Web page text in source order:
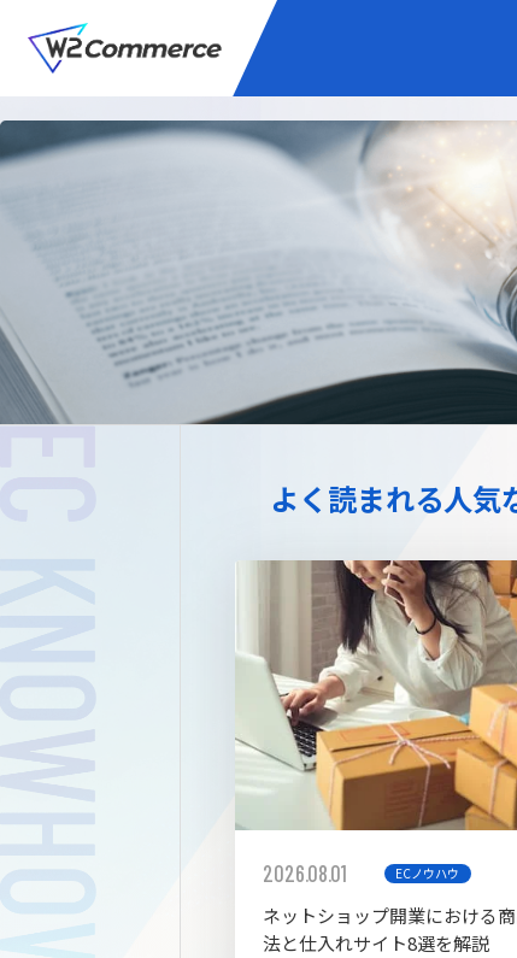
サービス
BtoC向け
W2
拡張
よく読まれる人気
2026.08.01 ECノウハウ
ネットショップ開業における
法と仕入れサイト8選を解説